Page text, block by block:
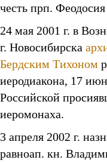
честь прп.
24 мая 2001 г. в
г. Новосибирска
Бердским Тихоном
иеродиакона, 17
Российской
иеромонаха.
3 апреля 2002 г.
равноап. кн.